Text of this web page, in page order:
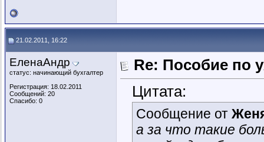
21.02.2011, 16:22
ЕленаАндр
статус: начинающий бухгалтер
Регистрация: 18.02.2011
Сообщений: 20
Спасибо: 0
Re: Пособие по
Цитата:
Сообщение от
а за что такие